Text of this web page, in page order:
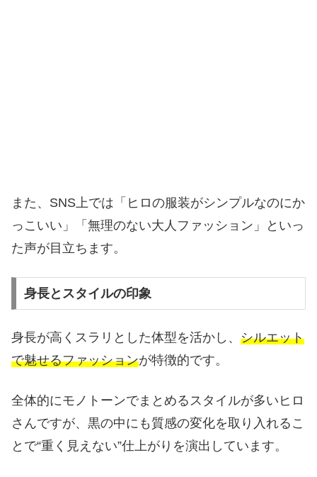
また、SNS上では「ヒロの服装がシンプルなのにか
っこいい」「無理のない大人ファッション」といっ
た声が目立ちます。
身長とスタイルの印象
身長が高くスラリとした体型を活かし、 シルエット
で魅せるファッションが特徴的です。
全体的にモノトーンでまとめるスタイルが多いヒロ
さんですが、黒の中にも質感の変化を取り入れるこ
とで“重く見えない”仕上がりを演出しています。